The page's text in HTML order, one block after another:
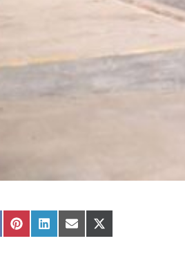
Compartir
en
PinterestCompartir
en
LinkedInCompartir
en
EmailCompartir
en
X
(Twitter)